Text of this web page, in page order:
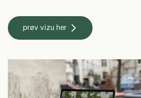
prøv vizu her